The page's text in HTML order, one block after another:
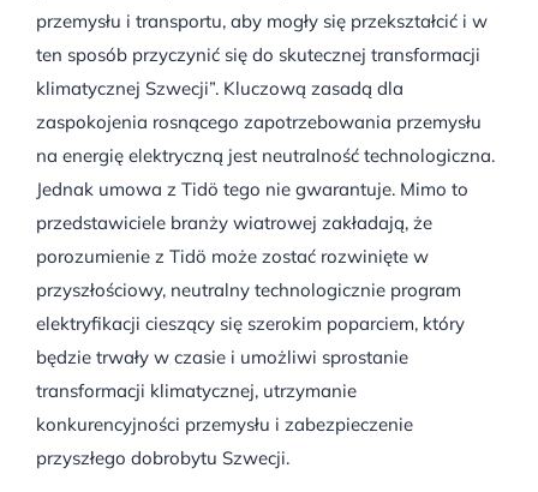
przemysłu i transportu, aby mogły się przekształcić i w
ten sposób przyczynić się do skutecznej transformacji
klimatycznej Szwecji”. Kluczową zasadą dla
zaspokojenia rosnącego zapotrzebowania przemysłu
na energię elektryczną jest neutralność technologiczna.
Jednak umowa z Tidö tego nie gwarantuje. Mimo to
przedstawiciele branży wiatrowej zakładają, że
porozumienie z Tidö może zostać rozwinięte w
przyszłościowy, neutralny technologicznie program
elektryfikacji cieszący się szerokim poparciem, który
będzie trwały w czasie i umożliwi sprostanie
transformacji klimatycznej, utrzymanie
konkurencyjności przemysłu i zabezpieczenie
przyszłego dobrobytu Szwecji.